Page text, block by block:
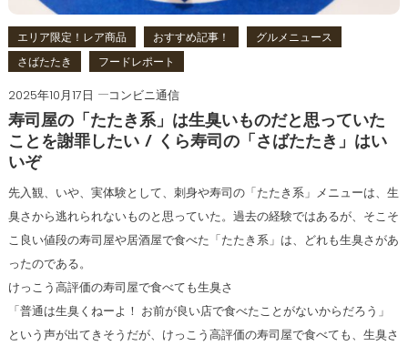
エリア限定！レア商品 おすすめ記事！
グルメニュース
さばたたき
フードレポート
2025年10月17日
コンビニ通信
寿司屋の「たたき系」は生臭いものだと思っていた
ことを謝罪したい / くら寿司の「さばたたき」はい
いぞ
先入観、いや、実体験として、刺身や寿司の「たたき系」メニューは、生
臭さから逃れられないものと思っていた。過去の経験ではあるが、そこそ
こ良い値段の寿司屋や居酒屋で食べた「たたき系」は、どれも生臭さがあ
ったのである。
けっこう高評価の寿司屋で食べても生臭さ
「普通は生臭くねーよ！ お前が良い店で食べたことがないからだろう」
という声が出てきそうだが、けっこう高評価の寿司屋で食べても、生臭さ